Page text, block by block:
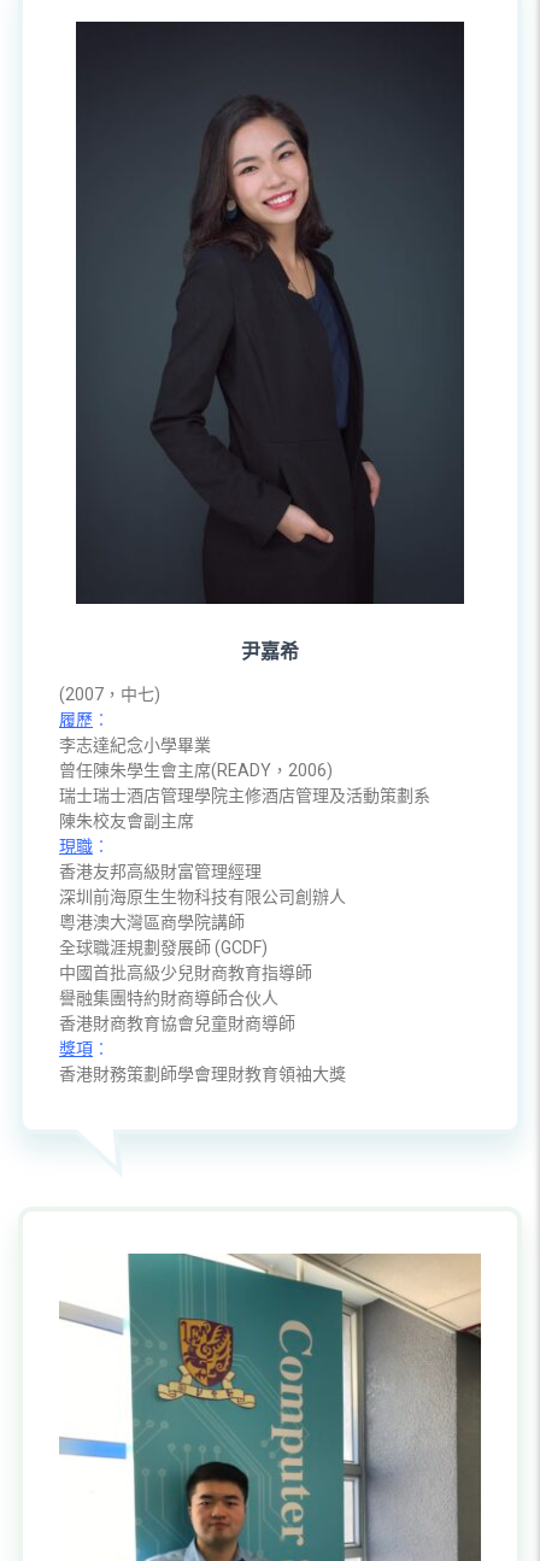
尹嘉希
(2007，中七)
履歷 ︰
李志達紀念小學畢業
曾任陳朱學生會主席(READY，2006)
瑞士瑞士酒店管理學院主修酒店管理及活動策劃系
陳朱校友會副主席
現職 ︰
香港友邦高級財富管理經理
深圳前海原生生物科技有限公司創辦人
粵港澳大灣區商學院講師
全球職涯規劃發展師 (GCDF)
中國首批高級少兒財商教育指導師
譽融集團特約財商導師合伙人
香港財商教育協會兒童財商導師
獎項 ︰
香港財務策劃師學會理財教育領袖大獎